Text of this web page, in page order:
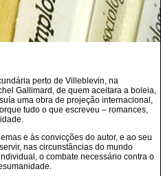
perto de Villeblevin, na
Gallimard, de quem aceitara a boleia,
uma obra de projeção internacional,
tudo o que escreveu – romances,
e às convicções do autor, e ao seu
nas circunstâncias do mundo
o combate necessário contra o